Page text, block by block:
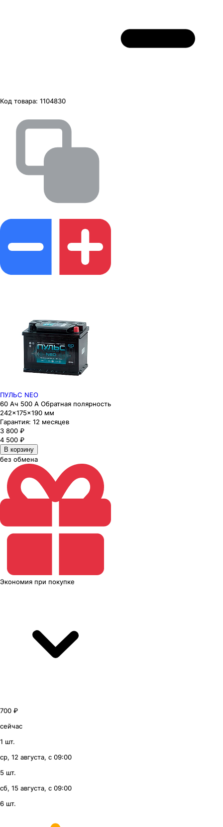
Код товара: 1104830
ПУЛЬС NEO
60 Ач 500 А Обратная полярность
242×175×190 мм
Гарантия: 12 месяцев
3 800 ₽
4 500 ₽
В корзину
без обмена
Экономия при покупке
700 ₽
сейчас
1 шт.
ср, 12 августа, с 09:00
5 шт.
сб, 15 августа, с 09:00
6 шт.